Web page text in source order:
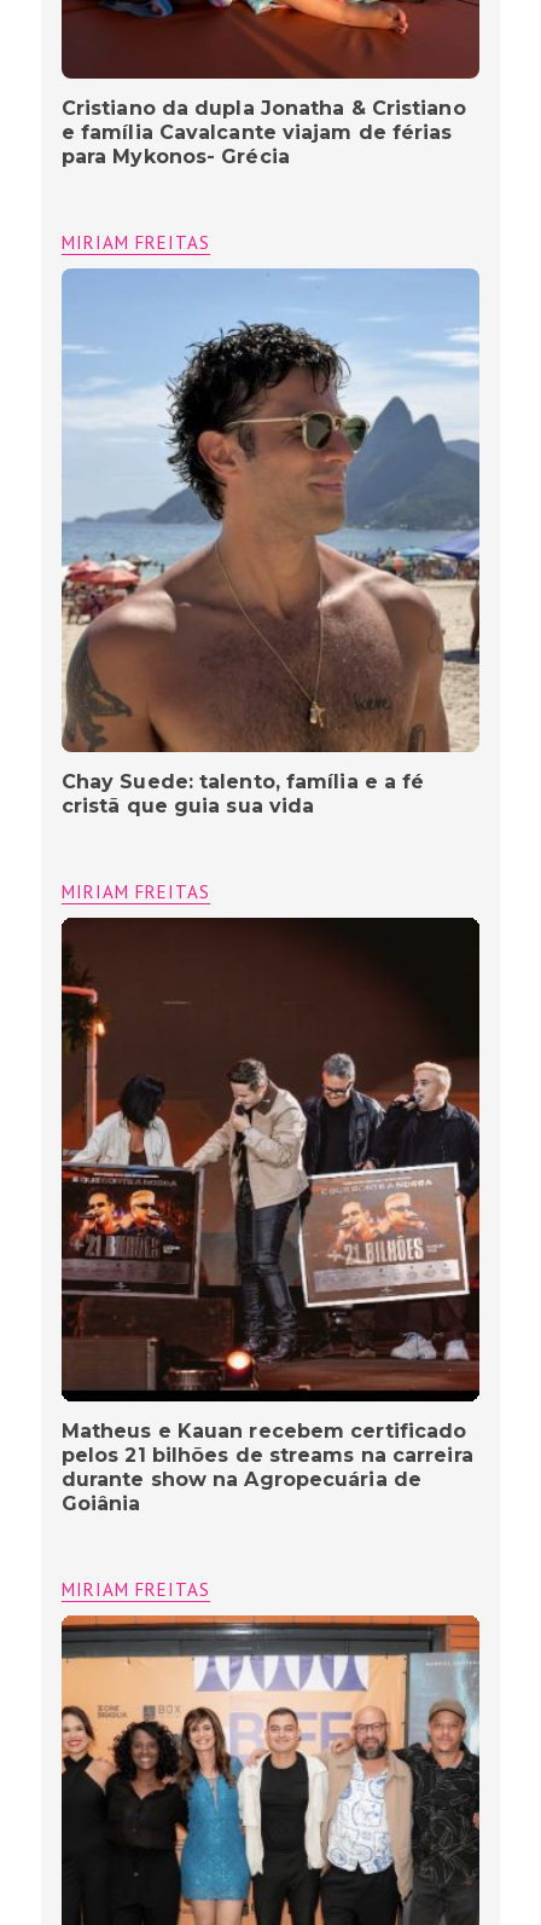
Cristiano da dupla Jonatha & Cristiano
e família Cavalcante viajam de férias
para Mykonos- Grécia
MIRIAM FREITAS
Chay Suede: talento, família e a fé
cristã que guia sua vida
MIRIAM FREITAS
Matheus e Kauan recebem certificado
pelos 21 bilhões de streams na carreira
durante show na Agropecuária de
Goiânia
MIRIAM FREITAS